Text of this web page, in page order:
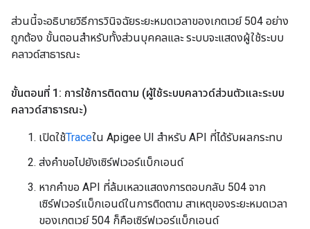
ส่วนนี้จะอธิบายวิธีการวินิจฉัยระยะหมดเวลาของเกตเวย์ 504 อย่าง
ถูกต้อง ขั้นตอนสำหรับทั้งส่วนบุคคลและ ระบบจะแสดงผู้ใช้ระบบ
คลาวด์สาธารณะ
ขั้นตอนที่ 1: การใช้การติดตาม (ผู้ใช้ระบบคลาวด์ส่วนตัวและระบบ
คลาวด์สาธารณะ)
เปิดใช้Traceใน Apigee UI สำหรับ API ที่ได้รับผลกระทบ
ส่งคำขอไปยังเซิร์ฟเวอร์แบ็กเอนด์
หากคำขอ API ที่ล้มเหลวแสดงการตอบกลับ 504 จาก
เซิร์ฟเวอร์แบ็กเอนด์ในการติดตาม สาเหตุของระยะหมดเวลา
ของเกตเวย์ 504 ก็คือเซิร์ฟเวอร์แบ็กเอนด์